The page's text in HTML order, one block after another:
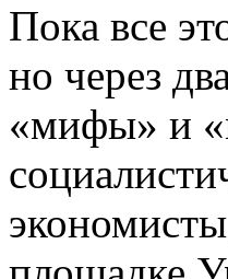
Пока все
но через
«мифы» и